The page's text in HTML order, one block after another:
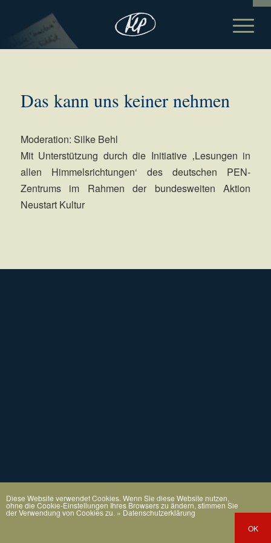
Das kann uns keiner nehmen
Moderation: Silke Behl
Mit Unterstützung durch die Initiative ‚Lesungen in
allen Himmelsrichtungen‘ des deutschen PEN-
Zentrums im Rahmen der bundesweiten Aktion
Neustart Kultur
Diese Website verwendet Cookies. Wenn Sie diese Website nutzen,
ohne die Cookie-Einstellungen Ihres Browsers zu ändern, stimmen Sie
der Verwendung von Cookies zu. » Datenschutzerklärung
OK